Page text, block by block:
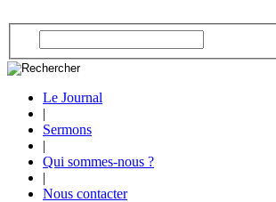
Le Journal
|
Sermons
|
Qui sommes-nous ?
|
Nous contacter